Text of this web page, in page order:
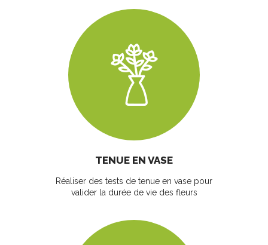
TENUE EN VASE
Réaliser des tests de tenue en vase pour
valider la durée de vie des fleurs